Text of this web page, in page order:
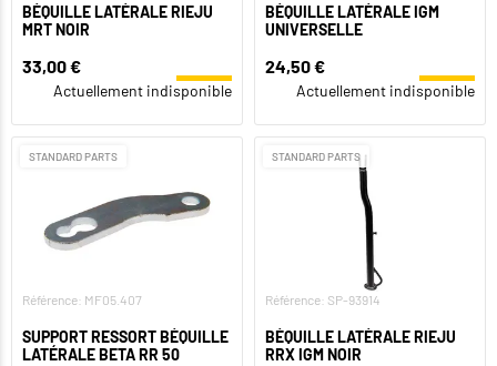
BÉQUILLE LATÉRALE RIEJU
MRT NOIR
33,00 €
Actuellement indisponible
BÉQUILLE LATÉRALE IGM
UNIVERSELLE
24,50 €
Actuellement indisponible
STANDARD PARTS
Référence: MF05.407
SUPPORT RESSORT BÉQUILLE
LATÉRALE BETA RR 50
STANDARD PARTS
Référence: SP-93914
BÉQUILLE LATÉRALE RIEJU
RRX IGM NOIR